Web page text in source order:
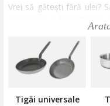
Vrei să gătești fără ulei?
o gamă variată de tigăi
gătit. Tigăi universale
antiadeziv pentru
mâncare asiatică, tigăi
pentru diferite
Kitchen Shop, la cel mai
Tigăi universale